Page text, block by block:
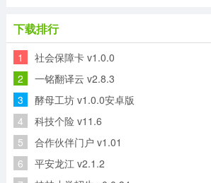
下载排行
1 社会保障卡 v1.0.0
2 一铭翻译云 v2.8.3
3 酵母工坊 v1.0.0安卓版
4 科技个险 v11.6
5 合作伙伴门户 v1.01
6 平安龙江 v2.1.2